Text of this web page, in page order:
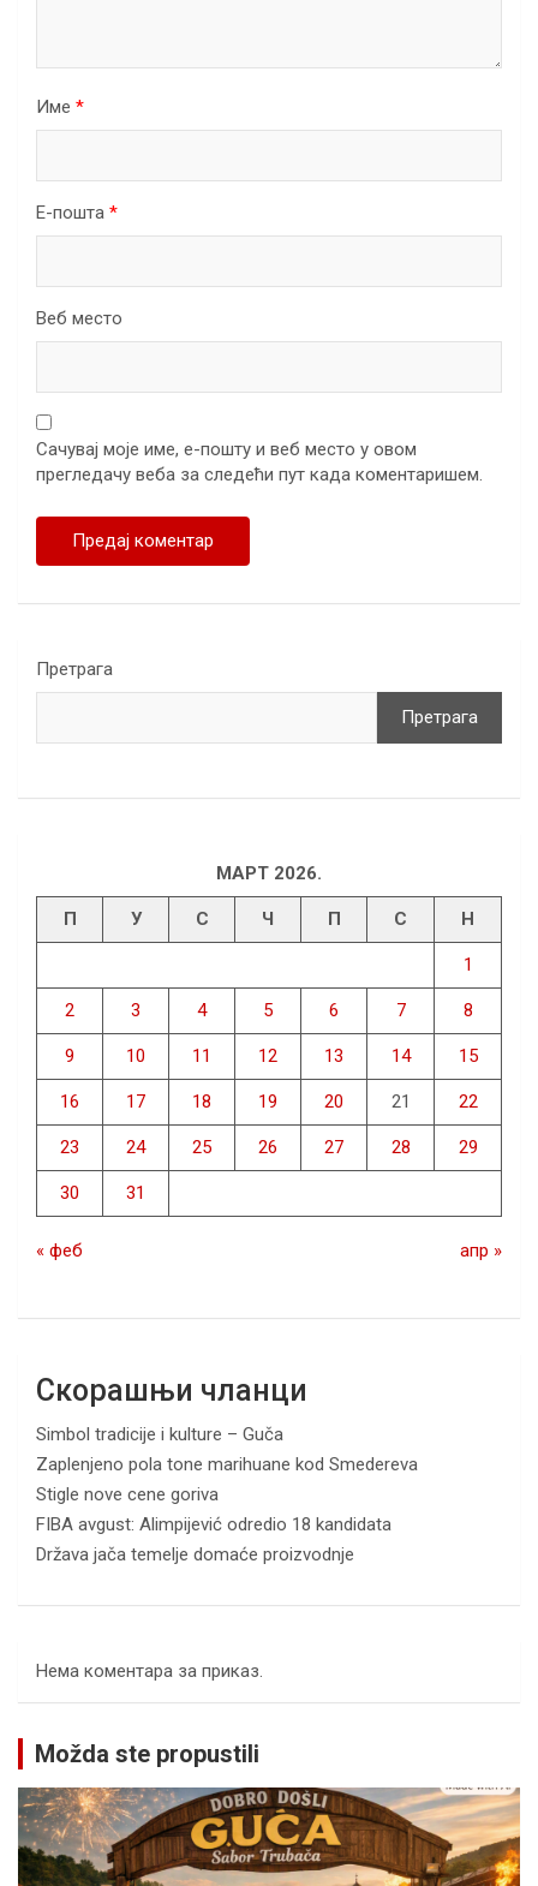
Име *
Е-пошта *
Веб место
Сачувај моје име, е-пошту и веб место у овом
прегледачу веба за следећи пут када коментаришем.
Претрага
Претрага
МАРТ 2026.
П У С Ч П С Н
1
2 3 4 5 6 7 8
9 10 11 12 13 14 15
16 17 18 19 20 21 22
23 24 25 26 27 28 29
30 31
« феб апр »
Скорашњи чланци
Simbol tradicije i kulture – Guča
Zaplenjeno pola tone marihuane kod Smedereva
Stigle nove cene goriva
FIBA avgust: Alimpijević odredio 18 kandidata
Država jača temelje domaće proizvodnje
Нема коментара за приказ.
Možda ste propustili